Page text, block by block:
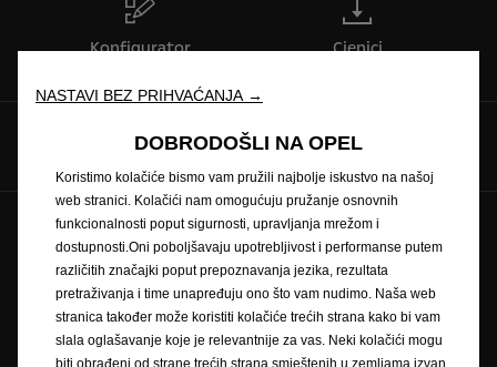
Konfigurator Cjenici
Pratite nas na
Pravilnik o zaštiti privatnosti
Politika kolačića
Zaštitni znak i autorska prava
Novi podaci o potrošnji goriva
Pravna obavijest
Recikliranje
Homologacija vozila
Opel u svijetu
Izjave o sukladnosti
Kontakt
Tehničke informacije
Postavke kolačića
NASTAVI BEZ PRIHVAĆANJA →
DOBRODOŠLI NA OPEL
Koristimo kolačiće bismo vam pružili najbolje iskustvo na našoj
web stranici. Kolačići nam omogućuju pružanje osnovnih
funkcionalnosti poput sigurnosti, upravljanja mrežom i
dostupnosti.Oni poboljšavaju upotrebljivost i performanse putem
različitih značajki poput prepoznavanja jezika, rezultata
pretraživanja i time unapređuju ono što vam nudimo. Naša web
stranica također može koristiti kolačiće trećih strana kako bi vam
slala oglašavanje koje je relevantnije za vas. Neki kolačići mogu
biti obrađeni od strane trećih strana smještenih u zemljama izvan